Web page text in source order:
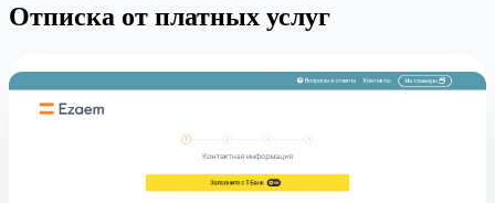
Отписка от платных услуг